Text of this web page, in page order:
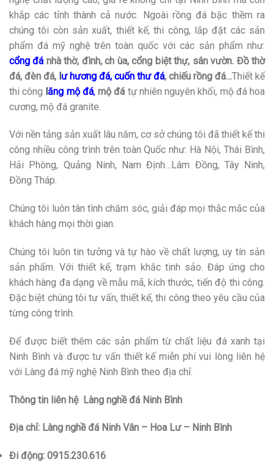
khắp các tỉnh thành cả nước. Ngoài rồng đá bậc thềm ra
chúng tôi còn sản xuất, thiết kế, thi công, lắp đặt các sản
phẩm đá mỹ nghệ trên toàn quốc với các sản phẩm như:
cổng đá nhà thờ, đình, ch ùa, cổng biệt thự, sân vườn. Đồ thờ
đá, đèn đá, lư hương đá, cuốn thư đá, chiếu rồng đá…Thiết kế
thi công lăng mộ đá, mộ đá tự nhiên nguyên khối, mộ đá hoa
cương, mộ đá granite.
Với nền tảng sản xuất lâu năm, cơ sở chúng tôi đã thiết kế thi
công nhiều công trình trên toàn Quốc như: Hà Nội, Thái Bình,
Hải Phòng, Quảng Ninh, Nam Định…Lâm Đồng, Tây Ninh,
Đồng Tháp.
Chúng tôi luôn tân tình chăm sóc, giải đáp mọi thắc mắc của
khách hàng mọi thời gian.
Chúng tôi luôn tin tưởng và tự hào về chất lượng, uy tín sản
sản phẩm. Với thiết kế, trạm khắc tinh sảo. Đáp ứng cho
khách hàng đa dạng về mẫu mã, kích thước, tiến độ thi công.
Đặc biệt chúng tôi tư vấn, thiết kế, thi công theo yêu cầu của
từng công trình.
Để được biết thêm các sản phẩm từ chất liệu đá xanh tại
Ninh Bình và được tư vấn thiết kế miễn phí vui lòng liên hệ
với Làng đá mỹ nghệ Ninh Bình theo địa chỉ:
Thông tin liên hệ Làng nghề đá Ninh Bình
Địa chỉ: Làng nghề đá Ninh Vân – Hoa Lư – Ninh Bình
Đi động: 0915.230.616